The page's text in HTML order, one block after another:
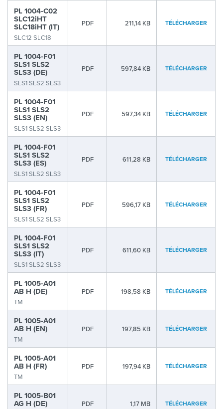
PL 1004-C02
SLC12iHT
SLC18iHT (IT)
SLC12 SLC18
PDF 211,14 KB TÉLÉCHARGER
PL 1004-F01
SLS1 SLS2
SLS3 (DE)
SLS1 SLS2 SLS3
PDF 597,84 KB TÉLÉCHARGER
PL 1004-F01
SLS1 SLS2
SLS3 (EN)
SLS1 SLS2 SLS3
PDF 597,34 KB TÉLÉCHARGER
PL 1004-F01
SLS1 SLS2
SLS3 (ES)
SLS1 SLS2 SLS3
PDF 611,28 KB TÉLÉCHARGER
PL 1004-F01
SLS1 SLS2
SLS3 (FR)
SLS1 SLS2 SLS3
PDF 596,17 KB TÉLÉCHARGER
PL 1004-F01
SLS1 SLS2
SLS3 (IT)
SLS1 SLS2 SLS3
PDF 611,60 KB TÉLÉCHARGER
PL 1005-A01
AB H (DE)
TM
PDF 198,58 KB TÉLÉCHARGER
PL 1005-A01
AB H (EN)
TM
PDF 197,85 KB TÉLÉCHARGER
PL 1005-A01
AB H (FR)
TM
PDF 197,94 KB TÉLÉCHARGER
PL 1005-B01
AG H (DE) PDF 1,17 MB TÉLÉCHARGER